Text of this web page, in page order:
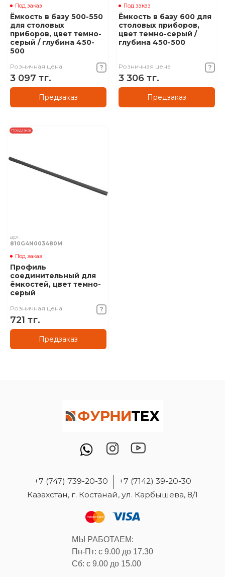
Под заказ
Ёмкость в базу 500-550
для столовых
приборов, цвет темно-
серый / глубина 450-
500
Розничная цена
3 097 тг.
Предзаказ
Под заказ
Ёмкость в базу 600 для
столовых приборов,
цвет темно-серый /
глубина 450-500
Розничная цена
3 306 тг.
Предзаказ
Предзаказ
арт.
810G4N003480M
Под заказ
Профиль
соединительный для
ёмкостей, цвет темно-
серый
Розничная цена
721 тг.
Предзаказ
+7 (747) 739-20-30
+7 (7142) 39-20-30
Казахстан, г. Костанай, ул. Карбышева, 8/1
МЫ РАБОТАЕМ:
Пн-Пт: с 9.00 до 17.30
Сб: с 9.00 до 15.00